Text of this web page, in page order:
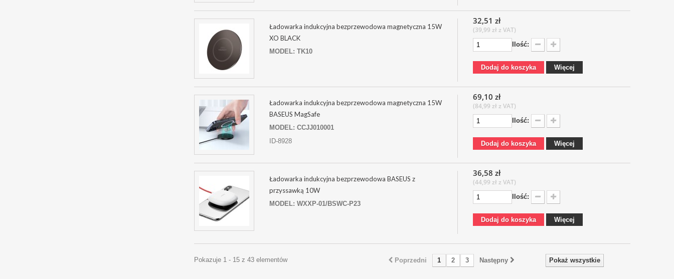
Ładowarka indukcyjna bezprzewodowa magnetyczna 15W
XO BLACK
MODEL: TK10
32,51 zł
(39,99 zł z VAT)
Ilość:
Dodaj do koszyka Więcej
Ładowarka indukcyjna bezprzewodowa magnetyczna 15W
BASEUS MagSafe
MODEL: CCJJ010001
ID-8928
69,10 zł
(84,99 zł z VAT)
Ilość:
Dodaj do koszyka Więcej
Ładowarka indukcyjna bezprzewodowa BASEUS z
przyssawką 10W
MODEL: WXXP-01/BSWC-P23
36,58 zł
(44,99 zł z VAT)
Ilość:
Dodaj do koszyka Więcej
Pokaż wszystkie
Poprzedni 1 2 3 Następny
Pokazuje 1 - 15 z 43 elementów